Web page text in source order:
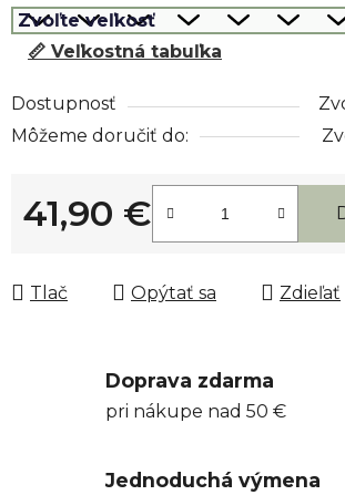
📏 Veľkostná tabuľka
Dostupnosť
Môžeme doručiť do:
41,90 €
Jednotková cena:
Tlač Opýtať sa Zdieľať
Doprava zdarma
pri nákupe nad 50 €
Jednoduchá výmena